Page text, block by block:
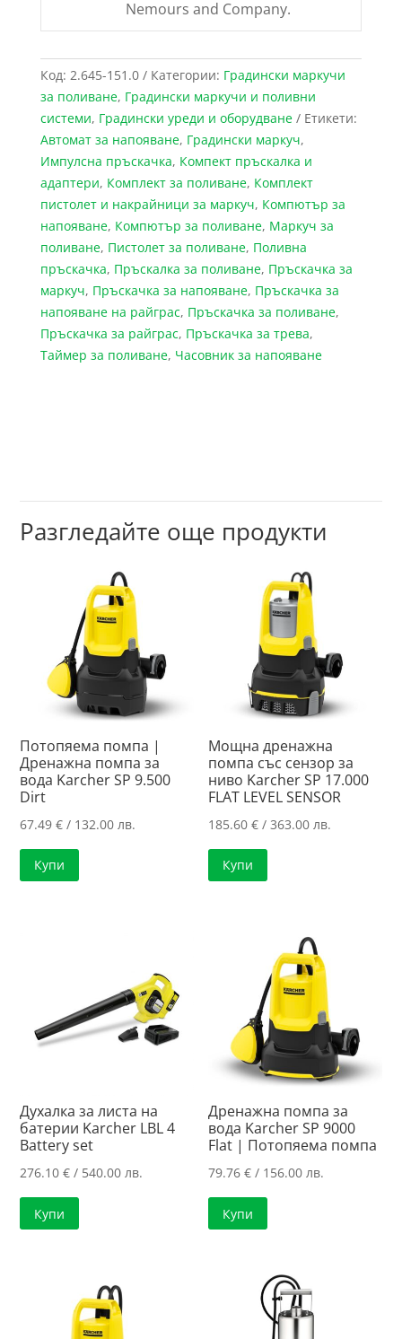
Nemours and Company.
Код: 2.645-151.0 Категории: Градински маркучи
за поливане, Градински маркучи и поливни
системи, Градински уреди и оборудване
Етикети:
Автомат за напояване, Градински маркуч,
Импулсна пръскачка, Компект пръскалка и
адаптери, Комплект за поливане, Комплект
пистолет и накрайници за маркуч, Компютър за
напояване, Компютър за поливане, Маркуч за
поливане, Пистолет за поливане, Поливна
пръскачка, Пръскалка за поливане, Пръскачка за
маркуч, Пръскачка за напояване, Пръскачка за
напояване на райграс, Пръскачка за поливане,
Пръскачка за райграс, Пръскачка за трева,
Таймер за поливане, Часовник за напояване
Разгледайте още продукти
Потопяема помпа |
Дренажна помпа за
вода Karcher SP 9.500
Dirt
67.49€ / 132.00 лв.
Купи
Мощна дренажна
помпа със сензор за
ниво Karcher SP 17.000
FLAT LEVEL SENSOR
185.60€ / 363.00 лв.
Купи
Духалка за листа на
батерии Karcher LBL 4
Battery set
276.10€ / 540.00 лв.
Купи
Дренажна помпа за
вода Karcher SP 9000
Flat | Потопяема помпа
79.76€ / 156.00 лв.
Купи